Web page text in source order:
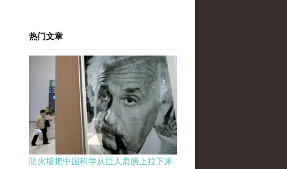
热门文章
防火墙把中国科学从巨人肩膀上拉下来